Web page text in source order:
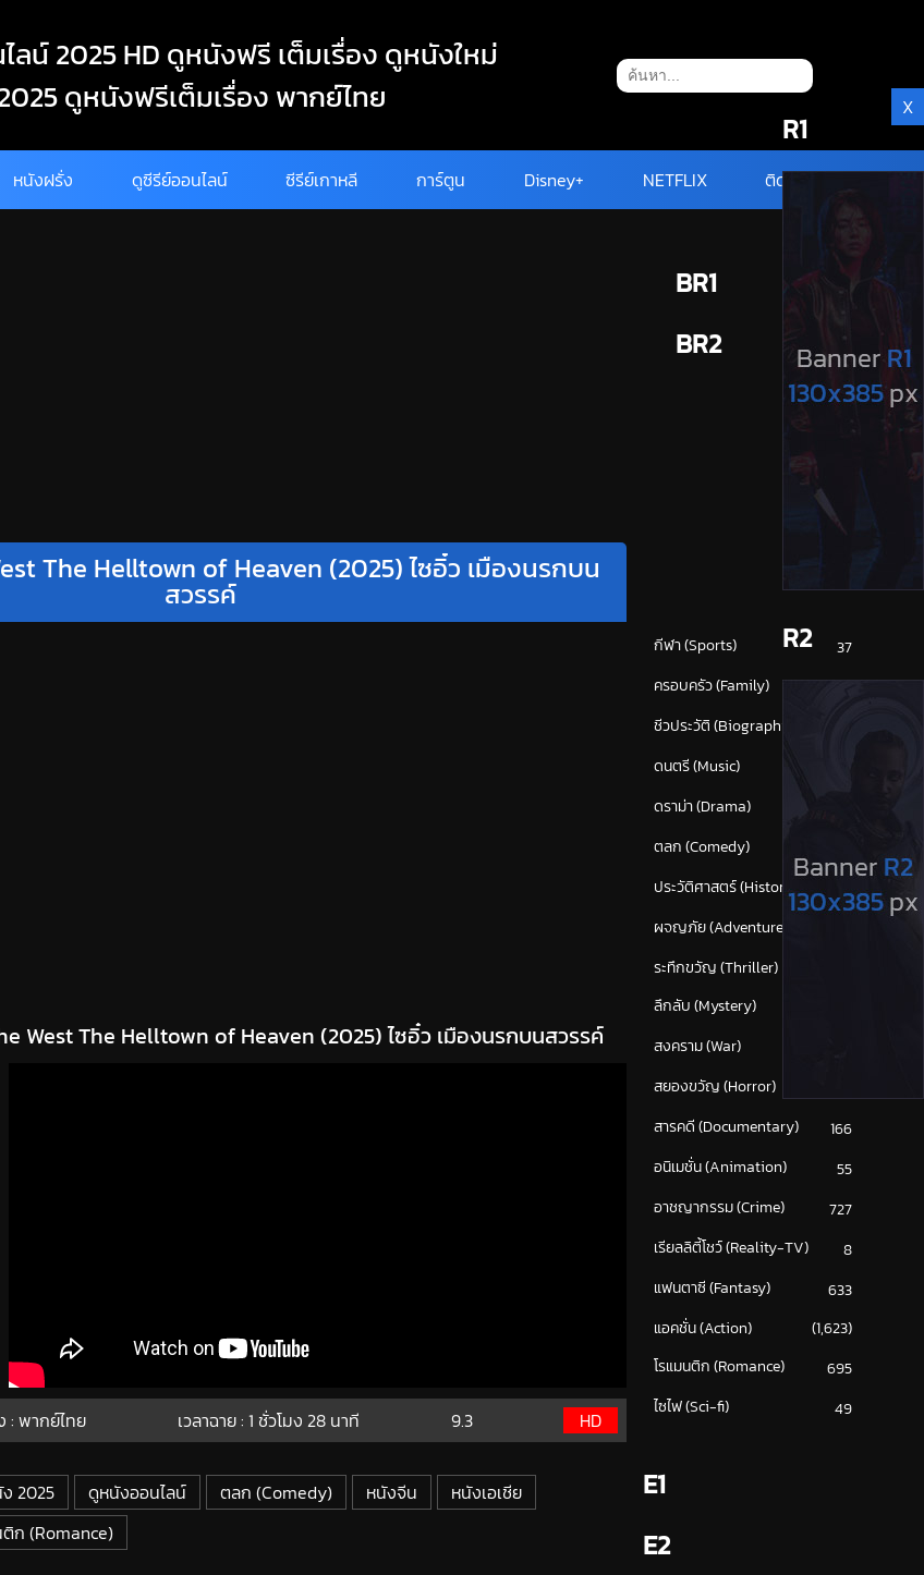
ลน์ 2025 HD ดูหนังฟรี เต็มเรื่อง ดูหนังใหม่
ดูหนังฟรีเต็มเรื่อง พากย์ไทย
หนังฝรั่ง ดูซีรีย์ออนไลน์ ซีรีย์เกาหลี การ์ตูน Disney+ NETFLIX ติดต่อ
BR1
BR2
The Helltown of Heaven (2025) ไซอิ๋ว เมืองนรกบน
สวรรค์
West The Helltown of Heaven (2025) ไซอิ๋ว เมืองนรกบนสวรรค์
: พากย์ไทย เวลาฉาย : 1 ชั่วโมง 28 นาที 9.3 HD
2025 ดูหนังออนไลน์ ตลก (Comedy) หนังจีน
หนังเอเชีย
ติก (Romance)
กีฬา (Sports)
37
ครอบครัว (Family)
ชีวประวัติ (Biography)
ดนตรี (Music)
ดราม่า (Drama)
ตลก (Comedy)
ประวัติศาสตร์ (History)
40
ผจญภัย (Adventure)
ระทึกขวัญ (Thriller)
ลึกลับ (Mystery)
สงคราม (War)
สยองขวัญ (Horror)
สารคดี (Documentary)
166
อนิเมชั่น (Animation)
55
อาชญากรรม (Crime)
727
เรียลลิตี้โชว์ (Reality-TV)
8
แฟนตาซี (Fantasy)
633
แอคชั่น (Action)
(1,623)
โรแมนติก (Romance)
695
ไซไฟ (Sci-fi)
49
E1
E2
X
R1
R2